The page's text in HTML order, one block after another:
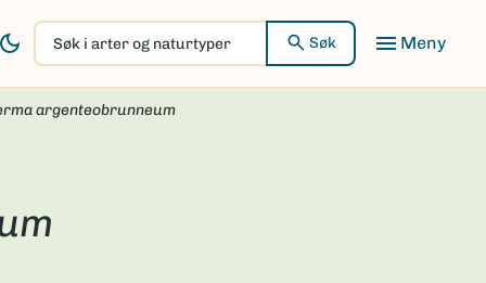
Søk
i
arter
og
Søk
argenteobrunneum